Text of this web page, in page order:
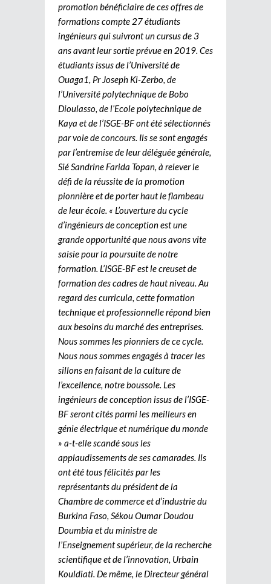
promotion bénéficiaire de ces offres de
formations compte 27 étudiants
ingénieurs qui suivront un cursus de 3
ans avant leur sortie prévue en 2019. Ces
étudiants issus de l’Université de
Ouaga1, Pr Joseph Ki-Zerbo, de
l’Université polytechnique de Bobo
Dioulasso, de l’Ecole polytechnique de
Kaya et de l’ISGE-BF ont été sélectionnés
par voie de concours. Ils se sont engagés
par l’entremise de leur déléguée générale,
Sié Sandrine Farida Topan, à relever le
défi de la réussite de la promotion
pionnière et de porter haut le flambeau
de leur école. « L’ouverture du cycle
d’ingénieurs de conception est une
grande opportunité que nous avons vite
saisie pour la poursuite de notre
formation. L’ISGE-BF est le creuset de
formation des cadres de haut niveau. Au
regard des curricula, cette formation
technique et professionnelle répond bien
aux besoins du marché des entreprises.
Nous sommes les pionniers de ce cycle.
Nous nous sommes engagés à tracer les
sillons en faisant de la culture de
l’excellence, notre boussole. Les
ingénieurs de conception issus de l’ISGE-
BF seront cités parmi les meilleurs en
génie électrique et numérique du monde
» a-t-elle scandé sous les
applaudissements de ses camarades. Ils
ont été tous félicités par les
représentants du président de la
Chambre de commerce et d’industrie du
Burkina Faso, Sékou Oumar Doudou
Doumbia et du ministre de
l’Enseignement supérieur, de la recherche
scientifique et de l’innovation, Urbain
Kouldiati. De même, le Directeur général